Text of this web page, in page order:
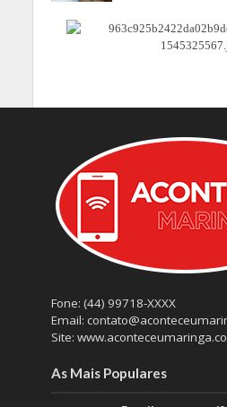
Fone: (44) 99718-XXXX
Email:
Site:
As Mais Populares